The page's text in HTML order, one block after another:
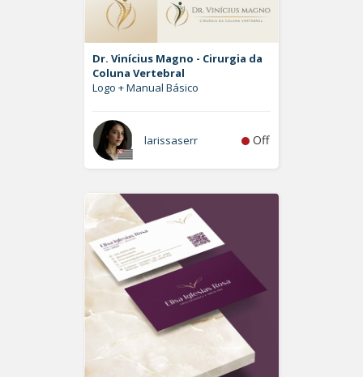
Dr. Vinícius Magno - Cirurgia da
Coluna Vertebral
Logo + Manual Básico
larissaserr Off